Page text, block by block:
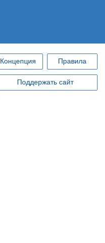
Концепция Правила
Поддержать сайт